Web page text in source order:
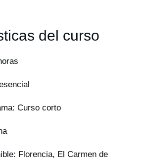
del curso
Curso corto
Florencia, El Carmen de